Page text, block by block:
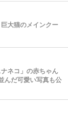
大猫のメインクー
ネコ」の赤ちゃん
んだ可愛い写真も公